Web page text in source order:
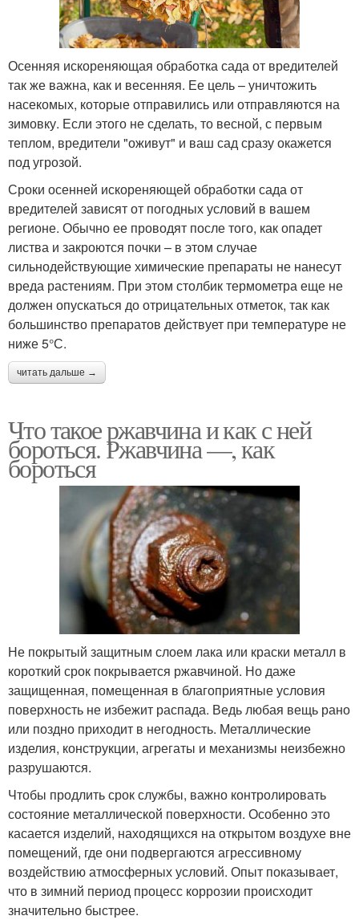
Осенняя искореняющая обработка сада от вредителей
так же важна, как и весенняя. Ее цель – уничтожить
насекомых, которые отправились или отправляются на
зимовку. Если этого не сделать, то весной, с первым
теплом, вредители "оживут" и ваш сад сразу окажется
под угрозой.
Сроки осенней искореняющей обработки сада от
вредителей зависят от погодных условий в вашем
регионе. Обычно ее проводят после того, как опадет
листва и закроются почки – в этом случае
сильнодействующие химические препараты не нанесут
вреда растениям. При этом столбик термометра еще не
должен опускаться до отрицательных отметок, так как
большинство препаратов действует при температуре не
ниже 5°С.
читать дальше →
Что такое ржавчина и как с ней
бороться. Ржавчина —, как
бороться
Не покрытый защитным слоем лака или краски металл в
короткий срок покрывается ржавчиной. Но даже
защищенная, помещенная в благоприятные условия
поверхность не избежит распада. Ведь любая вещь рано
или поздно приходит в негодность. Металлические
изделия, конструкции, агрегаты и механизмы неизбежно
разрушаются.
Чтобы продлить срок службы, важно контролировать
состояние металлической поверхности. Особенно это
касается изделий, находящихся на открытом воздухе вне
помещений, где они подвергаются агрессивному
воздействию атмосферных условий. Опыт показывает,
что в зимний период процесс коррозии происходит
значительно быстрее.